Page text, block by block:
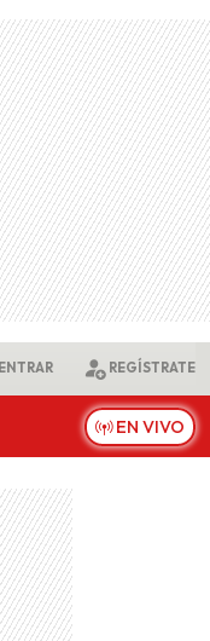
ENTRAR REGÍSTRATE
EN VIVO